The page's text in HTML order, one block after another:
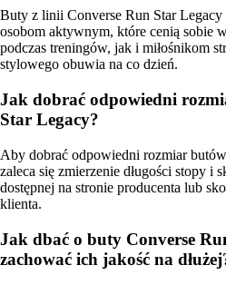
Buty z linii Converse Run Star
osobom aktywnym, które cenią sobie
podczas treningów, jak i miłośnikom
stylowego obuwia na co dzień.
Jak dobrać odpowiedni
Star Legacy?
Aby dobrać odpowiedni rozmiar
zaleca się zmierzenie długości stopy i
dostępnej na stronie producenta lub
klienta.
Jak dbać o buty Converse
zachować ich jakość na